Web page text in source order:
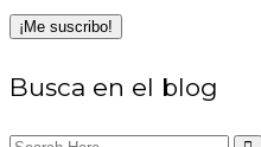
Busca en el blog